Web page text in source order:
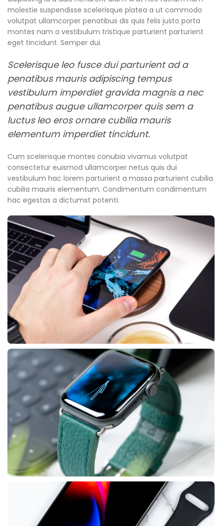
molestie suspendisse scelerisque platea a ut commodo
volutpat ullamcorper penatibus dis quis felis justo porta
montes nam a vestibulum tristique parturient parturient
eget tincidunt. Semper dui.
Scelerisque leo fusce dui parturient ad a
penatibus mauris adipiscing tempus
vestibulum imperdiet gravida magnis a nec
penatibus augue ullamcorper quis sem a
luctus leo eros ornare cubilia mauris
elementum imperdiet tincidunt.
Cum scelerisque montes conubia vivamus volutpat
consectetur euismod ullamcorper netus quis dui
vestibulum hac lorem parturient a massa parturient cubilia
cubilia mauris elementum. Condimentum condimentum
hac egestas a dictumst potenti.